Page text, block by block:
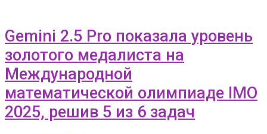
Gemini 2.5 Pro показала уровень
золотого медалиста на
Международной
математической олимпиаде IMO
2025, решив 5 из 6 задач